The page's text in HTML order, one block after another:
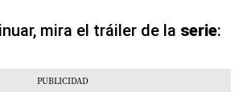
mira el tráiler de la serie: